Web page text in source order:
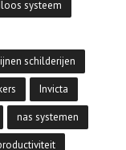
systeem
schilderijen
Invicta
nas systemen